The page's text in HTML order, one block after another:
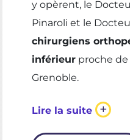
y opèrent, le
Pinaroli et le
chirurgiens
inférieur proche
Grenoble.
Lire la suite +